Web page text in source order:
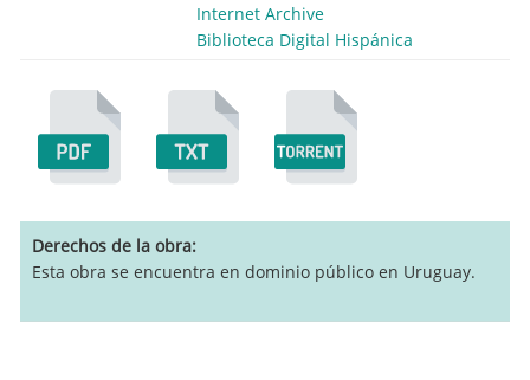
Internet Archive
Biblioteca Digital Hispánica
Derechos de la obra
Esta obra se encuentra en dominio público en Uruguay.